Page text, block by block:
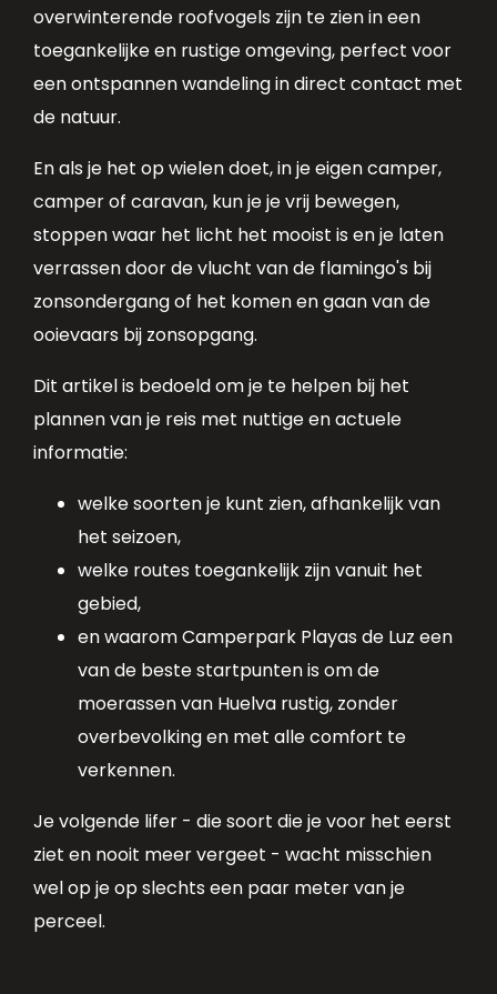
overwinterende roofvogels zijn te zien in een
toegankelijke en rustige omgeving, perfect voor
een ontspannen wandeling in direct contact met
de natuur.
En als je het op wielen doet, in je eigen camper,
camper of caravan, kun je je vrij bewegen,
stoppen waar het licht het mooist is en je laten
verrassen door de vlucht van de flamingo's bij
zonsondergang of het komen en gaan van de
ooievaars bij zonsopgang.
Dit artikel is bedoeld om je te helpen bij het
plannen van je reis met nuttige en actuele
informatie:
welke soorten je kunt zien, afhankelijk van
het seizoen,
welke routes toegankelijk zijn vanuit het
gebied,
en waarom Camperpark Playas de Luz een
van de beste startpunten is om de
moerassen van Huelva rustig, zonder
overbevolking en met alle comfort te
verkennen.
Je volgende lifer - die soort die je voor het eerst
ziet en nooit meer vergeet - wacht misschien
wel op je op slechts een paar meter van je
perceel.